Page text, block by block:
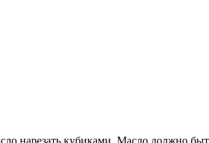
нарезать кубиками. Масло должно